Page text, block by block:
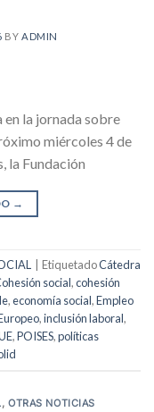
BY ADMIN
en la jornada sobre
miércoles 4 de
la Fundación
→
EtiquetadoCátedra
social,cohesión
,economía social,Empleo
,inclusión laboral,
,POISES,políticas
,OTRAS NOTICIAS